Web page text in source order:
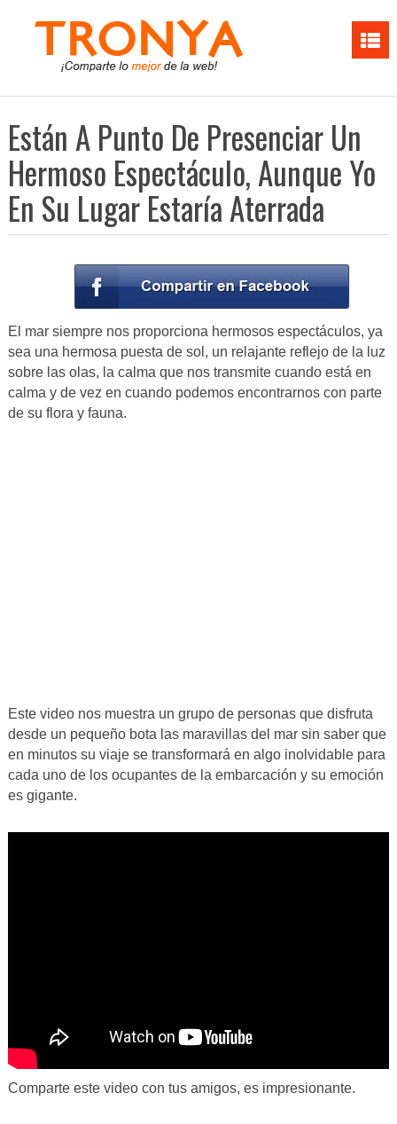
Están A Punto De Presenciar Un
Hermoso Espectáculo, Aunque Yo
En Su Lugar Estaría Aterrada
El mar siempre nos proporciona hermosos espectáculos, ya
sea una hermosa puesta de sol, un relajante reflejo de la luz
sobre las olas, la calma que nos transmite cuando está en
calma y de vez en cuando podemos encontrarnos con parte
de su flora y fauna.
Este video nos muestra un grupo de personas que disfruta
desde un pequeño bota las maravillas del mar sin saber que
en minutos su viaje se transformará en algo inolvidable para
cada uno de los ocupantes de la embarcación y su emoción
es gigante.
Comparte este video con tus amigos, es impresionante.